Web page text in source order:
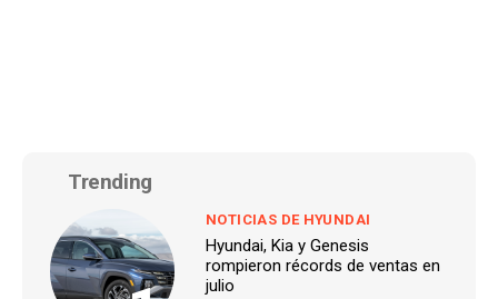
Trending
NOTICIAS DE HYUNDAI
Hyundai, Kia y Genesis
rompieron récords de ventas en
julio